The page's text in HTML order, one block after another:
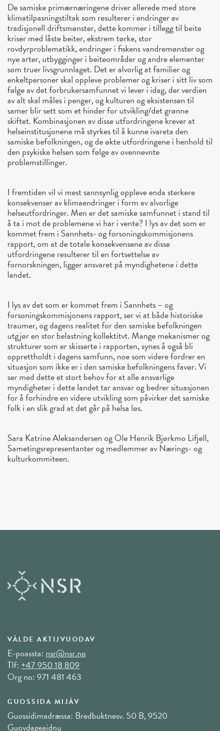
De samiske primærnæringene driver allerede med store
klimatilpasningstiltak som resulterer i endringer av
tradisjonell driftsmønster, dette kommer i tillegg til beite
kriser med låste beiter, ekstrem tørke, stor
rovdyrproblematikk, endringer i fiskens vandremønster og
nye arter, utbygginger i beiteområder og andre elementer
som truer livsgrunnlaget. Det er alvorlig at familier og
enkeltpersoner skal oppleve problemer og kriser i sitt liv som
følge av det forbrukersamfunnet vi lever i idag, der verdien
av alt skal måles i penger, og kulturen og eksistensen til
samer blir sett som et hinder for utvikling/det grønne
skiftet. Kombinasjonen av disse utfordringene krever at
helseinstitusjonene må styrkes til å kunne ivareta den
samiske befolkningen, og de økte utfordringene i henhold til
den psykiske helsen som følge av ovennevnte
problemstillinger.
I fremtiden vil vi mest sannsynlig oppleve enda sterkere
konsekvenser av klimaendringer i form av alvorlige
helseutfordringer. Men er det samiske samfunnet i stand til
å ta i mot de problemene vi har i vente? I lys av det som er
kommet frem i Sannhets- og forsoningskommisjonens
rapport, om at de totale konsekvensene av disse
utfordringene resulterer til en fortsettelse av
fornorskningen, ligger ansvaret på myndighetene i dette
landet.
I lys av det som er kommet frem i Sannhets – og
forsoningskommisjonens rapport, ser vi at både historiske
traumer, og dagens realitet for den samiske befolkningen
utgjør en stor belastning kollektitvt. Mange mekanismer og
strukturer som er skisserte i rapporten, synes å også bli
opprettholdt i dagens samfunn, noe som videre fordrer en
situasjon som ikke er i den samiske befolkningens favør. Vi
ser med dette et stort behov for at alle ansvarlige
myndigheter i dette landet tar ansvar og bedrer situasjonen
for å forhindre en videre utvikling som påvirker det samiske
folk i en slik grad at det går på helsa løs.
Sara Katrine Aleksandersen og Ole Henrik Bjørkmo Lifjell,
Sametingsrepresentanter og medlemmer av Nærings- og
kulturkommiteen.
VÁLDE AKTIJVUODAV
E-poassta: nsr@nsr.no
Tlf:+47 950 18 809
Org no: 971 481 463
GUOSSIDA MIJÁV
Guossidimadræssa: Bredbuktnesv. 50 B, 9520
Guovdageaidnu